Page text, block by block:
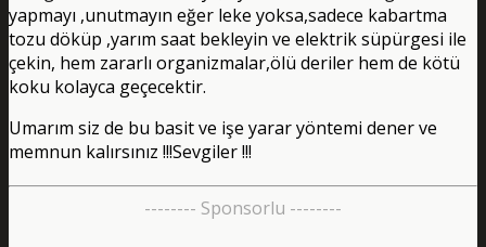
yapmayı ,unutmayın eğer leke yoksa,sadece kabartma
tozu döküp ,yarım saat bekleyin ve elektrik süpürgesi ile
çekin, hem zararlı organizmalar,ölü deriler hem de kötü
koku kolayca geçecektir.
Umarım siz de bu basit ve işe yarar yöntemi dener ve
memnun kalırsınız !!!Sevgiler !!!
-------- Sponsorlu --------